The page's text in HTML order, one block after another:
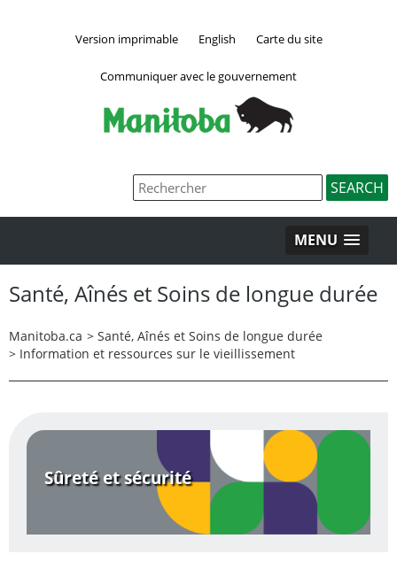
Version imprimable English Carte du site
Communiquer avec le gouvernement
MENU
Santé, Aînés et Soins de longue durée
Manitoba.ca > Santé, Aînés et Soins de longue durée
> Information et ressources sur le vieillissement
Sûreté et sécurité